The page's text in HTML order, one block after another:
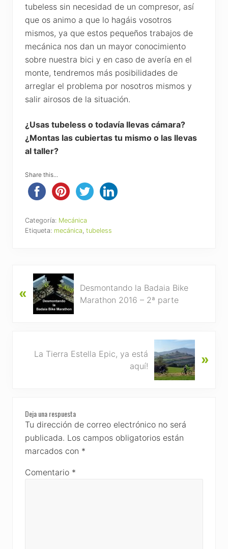
tubeless sin necesidad de un compresor, así
que os animo a que lo hagáis vosotros
mismos, ya que estos pequeños trabajos de
mecánica nos dan un mayor conocimiento
sobre nuestra bici y en caso de avería en el
monte, tendremos más posibilidades de
arreglar el problema por nosotros mismos y
salir airosos de la situación.
¿Usas tubeless o todavía llevas cámara?
¿Montas las cubiertas tu mismo o las llevas
al taller?
Share this...
Categoría: Mecánica
Etiqueta: mecánica, tubeless
r
«
Desmontando la Badaia Bike
Marathon 2016 – 2ª parte
La Tierra Estella Epic, ya está
aquí!
»
Reader
Interactions
Deja una respuesta
Tu dirección de correo electrónico no será
publicada. Los campos obligatorios están
marcados con *
Comentario *